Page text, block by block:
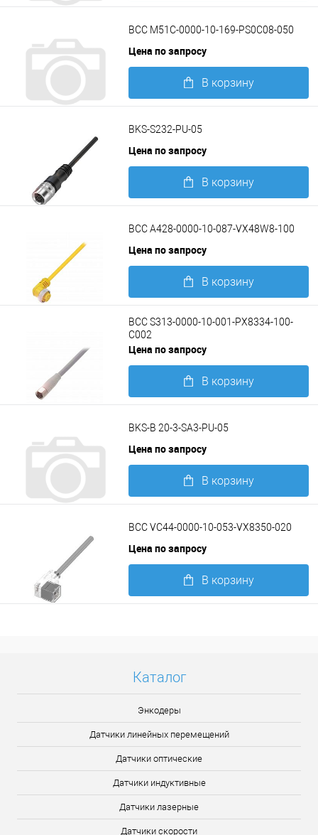
BCC M51C-0000-10-169-PS0C08-050
Цена по запросу
В корзину
BKS-S232-PU-05
Цена по запросу
В корзину
BCC A428-0000-10-087-VX48W8-100
Цена по запросу
В корзину
Подробнее
BCC S313-0000-10-001-PX8334-100-
C002
Цена по запросу
В корзину
BKS-B 20-3-SA3-PU-05
Цена по запросу
В корзину
BCC VC44-0000-10-053-VX8350-020
Цена по запросу
В корзину
Каталог
Энкодеры
Датчики линейных перемещений
Датчики оптические
Датчики индуктивные
Датчики лазерные
Датчики скорости